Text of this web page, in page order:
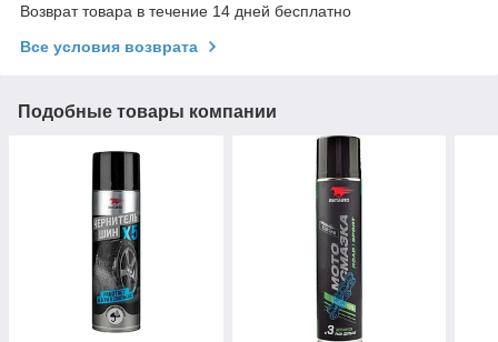
Возврат товара в течение 14 дней бесплатно
Все условия возврата
Подобные товары компании